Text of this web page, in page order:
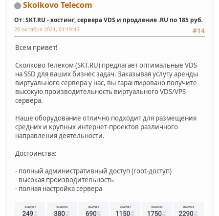
Skolkovo Telecom
От: SKT.RU - хостинг, сервера VDS и продление .RU по 185 руб.
#14
20 октября 2021, 01:19:45
Всем привет!
Сколково Телеком (SKT.RU) предлагает оптимальные VDS
на SSD для ваших бизнес задач. Заказывая услугу аренды
виртуального сервера у нас, вы гарантировано получите
высокую производительность виртуального VDS/VPS
сервера.
Наше оборудование отлично подходит для размещения
средних и крупных интернет-проектов различного
направления деятельности.
Достоинства:
- полный административный доступ (root-доступ)
- высокая производительность
- полная настройка сервера